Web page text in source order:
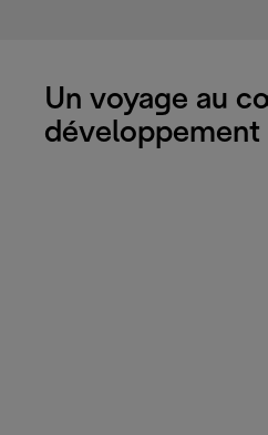
Un voyage au
développement